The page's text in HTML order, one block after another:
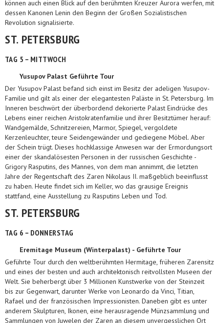
können auch einen Blick auf den berühmten Kreuzer Aurora werfen, mit
dessen Kanonen Lenin den Beginn der Großen Sozialistischen
Revolution signalisierte.
ST. PETERSBURG
TAG 5 – MITTWOCH
Yusupov Palast Geführte Tour
Der Yusupov Palast befand sich einst im Besitz der adeligen Yusupov-
Familie und gilt als einer der elegantesten Paläste in St. Petersburg. Im
Inneren beschwört der überbordend dekorierte Palast Eindrücke des
Lebens einer reichen Aristokratenfamilie und ihrer Besitztümer herauf:
Wandgemälde, Schnitzereien, Marmor, Spiegel, vergoldete
Kerzenleuchter, teure Seidengewänder und gediegene Möbel. Aber
der Schein trügt. Dieses hochklassige Anwesen war der Ermordungsort
einer der skandalösesten Personen in der russischen Geschichte -
Grigory Rasputins, des Mannes, von dem man annimmt, die letzten
Jahre der Regentschaft des Zaren Nikolaus II. maßgeblich beeinflusst
zu haben. Heute findet sich im Keller, wo das grausige Ereignis
stattfand, eine Ausstellung zu Rasputins Leben und Tod.
ST. PETERSBURG
TAG 6 – DONNERSTAG
Eremitage Museum (Winterpalast) - Geführte Tour
Geführte Tour durch den weltberühmten Hermitage, früheren Zarensitz
und eines der besten und auch architektonisch reitvollsten Museen der
Welt. Sie beherbergt über 3 Millionen Kunstwerke von der Steinzeit
bis zur Gegenwart, darunter Werke von Leonardo da Vinci, Titian,
Rafael und der französischen Impressionisten. Daneben gibt es unter
anderem Skulpturen, Ikonen, eine herausragende Münzsammlung und
Sammlungen von Juwelen der Zaren an diesem unvergesslichen Ort